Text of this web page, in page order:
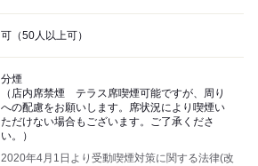
可（50人以上可）
分煙
（店内席禁煙 テラス席喫煙可能ですが、周り
への配慮をお願いします。席状況により喫煙い
ただけない場合もございます。ご了承くださ
い。）
2020年4月1日より受動喫煙対策に関する法律(改